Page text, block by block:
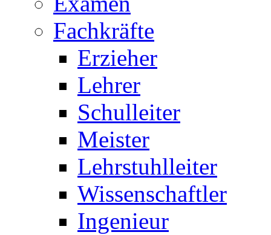
Fachkräfte
Erzieher
Lehrer
Schulleiter
Meister
Lehrstuhlleiter
Wissenschaftler
Ingenieur